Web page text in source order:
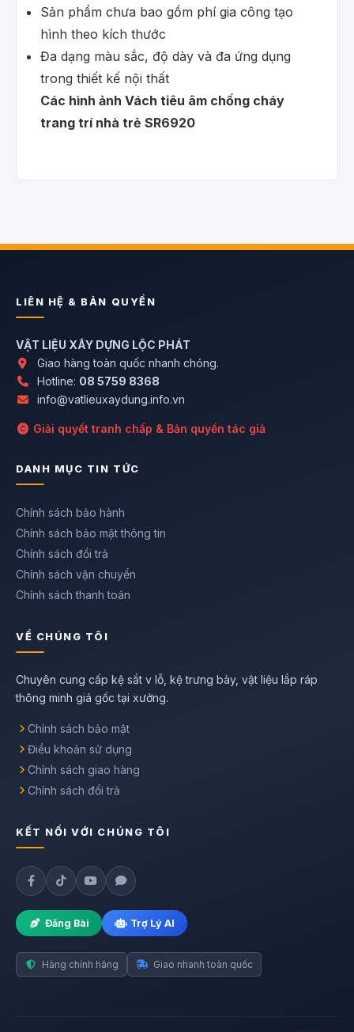
Sản phẩm chưa bao gồm phí gia công tạo
hình theo kích thước
Đa dạng màu sắc, độ dày và đa ứng dụng
trong thiết kế nội thất
Các hình ảnh Vách tiêu âm chống cháy
trang trí nhà trẻ SR6920
LIÊN HỆ & BẢN QUYỀN
VẬT LIỆU XÂY DỰNG LỘC PHÁT
Giao hàng toàn quốc nhanh chóng.
Hotline: 08 5759 8368
info@vatlieuxaydung.info.vn
Giải quyết tranh chấp & Bản quyền tác giả
DANH MỤC TIN TỨC
Chính sách bảo hành
Chính sách bảo mật thông tin
Chính sách đổi trả
Chính sách vận chuyển
Chính sách thanh toán
VỀ CHÚNG TÔI
Chuyên cung cấp kệ sắt v lỗ, kệ trưng bày, vật liệu lắp ráp
thông minh giá gốc tại xưởng.
Chính sách bảo mật
Điều khoản sử dụng
Chính sách giao hàng
Chính sách đổi trả
KẾT NỐI VỚI CHÚNG TÔI
Đăng Bài Trợ Lý AI
Hàng chính hãng Giao nhanh toàn quốc
Xin chào! Tôi có thể tư vấn chủng
loại vật liệu xây dựng và báo giá cát,